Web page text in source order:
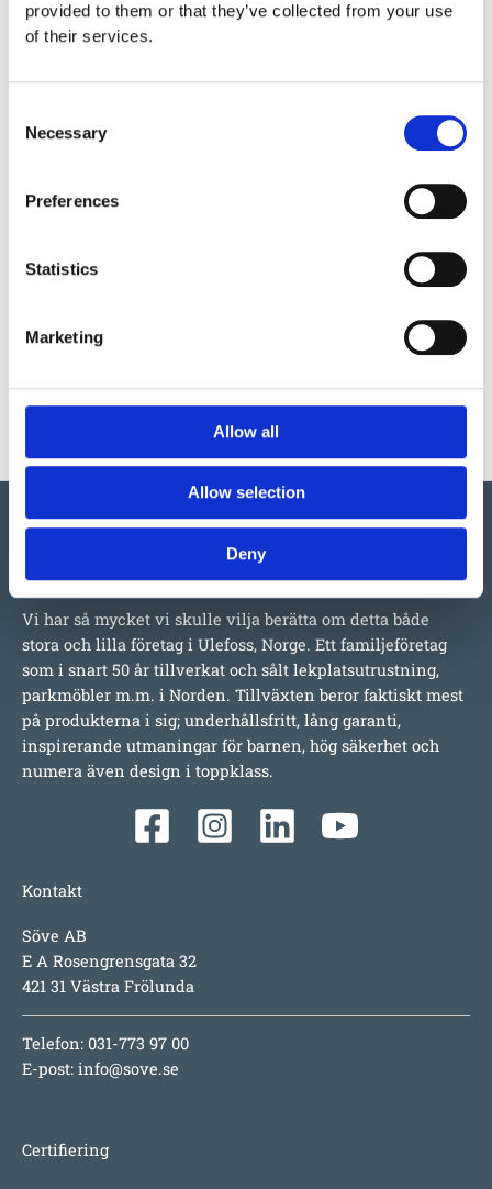
provided to them or that they’ve collected from your use
of their services.
Selection
Necessary
Preferences
Statistics
Marketing
Allow all
Allow selection
Deny
Material
på hemsidan.
Mer information om produkten, klicka här
DWG, produktblad, teknisk information, bilder etc.
Vi har så mycket vi skulle vilja berätta om detta både
stora och lilla företag i Ulefoss, Norge. Ett familjeföretag
som i snart 50 år tillverkat och sålt lekplatsutrustning,
parkmöbler m.m. i Norden. Tillväxten beror faktiskt mest
på produkterna i sig; underhållsfritt, lång garanti,
inspirerande utmaningar för barnen, hög säkerhet och
numera även design i toppklass.
Kontakt
Söve AB
E A Rosengrensgata 32
421 31 Västra Frölunda
Telefon: 031-773 97 00
E-post: info@sove.se
Certifiering